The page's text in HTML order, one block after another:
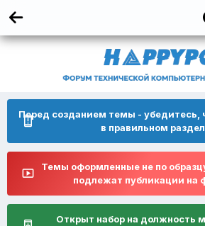
Перед созданием темы - убедитесь,
в правильном
Темы оформленные не по
подлежат публикации на
Открыт набор на должность